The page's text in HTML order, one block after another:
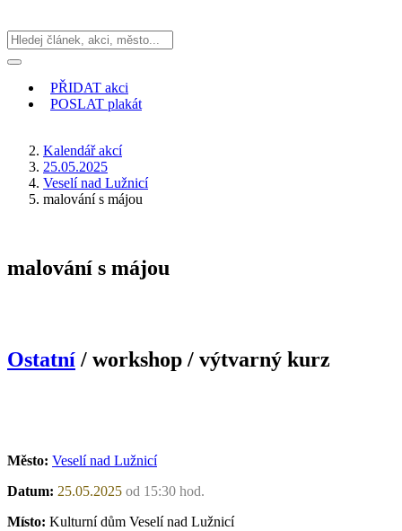
PŘIDAT akci
POSLAT plakát
Kalendář akcí
25.05.2025
Veselí nad Lužnicí
malování s májou
malování s májou
Ostatní / workshop / výtvarný kurz
Město: Veselí nad Lužnicí
Datum: 25.05.2025 od 15:30 hod.
Místo: Kulturní dům Veselí nad Lužnicí